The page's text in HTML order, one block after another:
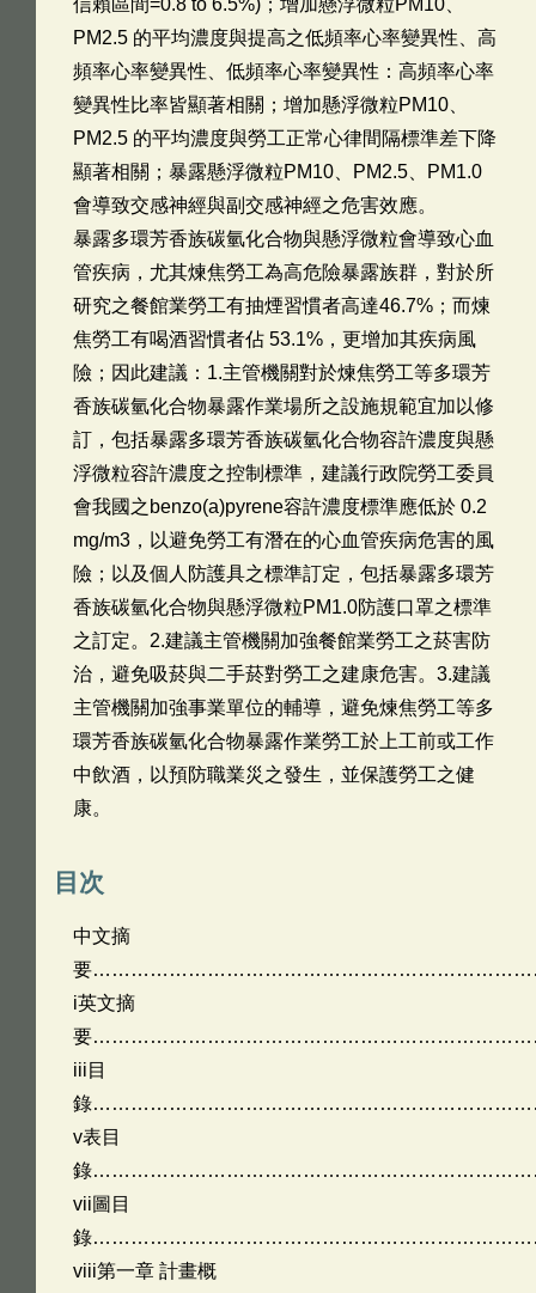
信賴區間=0.8 to 6.5%)；增加懸浮微粒PM10、
PM2.5 的平均濃度與提高之低頻率心率變異性、高
頻率心率變異性、低頻率心率變異性：高頻率心率
變異性比率皆顯著相關；增加懸浮微粒PM10、
PM2.5 的平均濃度與勞工正常心律間隔標準差下降
顯著相關；暴露懸浮微粒PM10、PM2.5、PM1.0
會導致交感神經與副交感神經之危害效應。
暴露多環芳香族碳氫化合物與懸浮微粒會導致心血
管疾病，尤其煉焦勞工為高危險暴露族群，對於所
研究之餐館業勞工有抽煙習慣者高達46.7%；而煉
焦勞工有喝酒習慣者佔 53.1%，更增加其疾病風
險；因此建議：1.主管機關對於煉焦勞工等多環芳
香族碳氫化合物暴露作業場所之設施規範宜加以修
訂，包括暴露多環芳香族碳氫化合物容許濃度與懸
浮微粒容許濃度之控制標準，建議行政院勞工委員
會我國之benzo(a)pyrene容許濃度標準應低於 0.2
mg/m3，以避免勞工有潛在的心血管疾病危害的風
險；以及個人防護具之標準訂定，包括暴露多環芳
香族碳氫化合物與懸浮微粒PM1.0防護口罩之標準
之訂定。2.建議主管機關加強餐館業勞工之菸害防
治，避免吸菸與二手菸對勞工之建康危害。3.建議
主管機關加強事業單位的輔導，避免煉焦勞工等多
環芳香族碳氫化合物暴露作業勞工於上工前或工作
中飲酒，以預防職業災之發生，並保護勞工之健
康。
目次
中文摘
要
i英文摘
要
iii目
錄
v表目
錄
vii圖目
錄
viii第一章 計畫概